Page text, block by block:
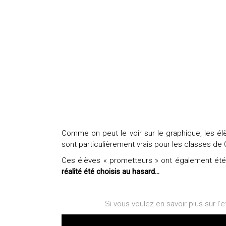
Comme on peut le voir sur le graphique, les
sont particulièrement vrais pour les classes
Ces élèves « prometteurs » ont également
réalité été choisis au hasard…
.
Si vous voulez en savoir plus sur